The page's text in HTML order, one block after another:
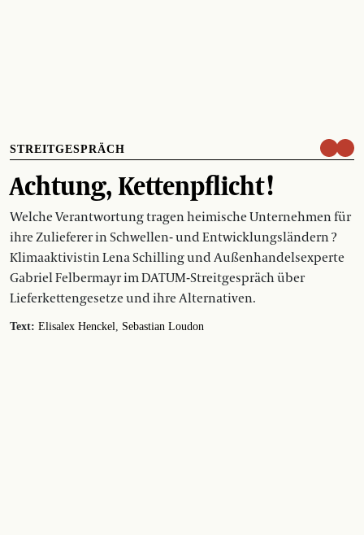
STREITGESPRÄCH
Achtung, Kettenpflicht !
Welche Verantwortung tragen heimische Unternehmen für
ihre Zulieferer in Schwellen- und Entwicklungsländern ?
Klimaaktivistin Lena Schilling und Außenhandelsexperte
Gabriel Felbermayr im DATUM-Streitgespräch über
Lieferkettengesetze und ihre Alternativen.
Text: Elisalex Henckel Sebastian Loudon